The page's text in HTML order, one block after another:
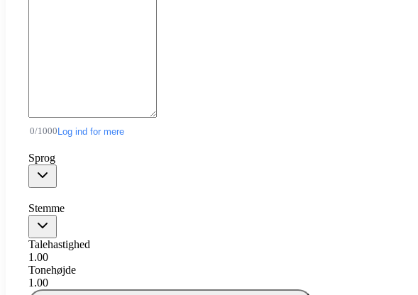
0/1000Log ind for mere
Sprog
Stemme
Talehastighed
1.00
Tonehøjde
1.00